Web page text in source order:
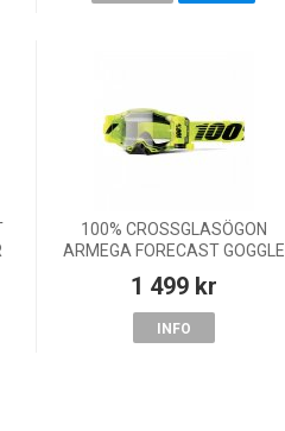
100% CROSSGLASÖGON
ARMEGA FORECAST GOGGLE
LENS
1 499 kr
INFO